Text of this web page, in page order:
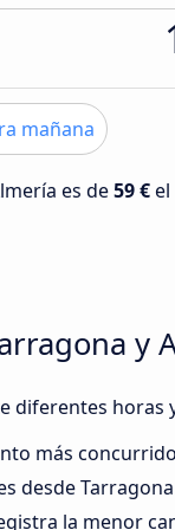
mañana
es de59 €el
y
diferentes horas
más
desde
la menor